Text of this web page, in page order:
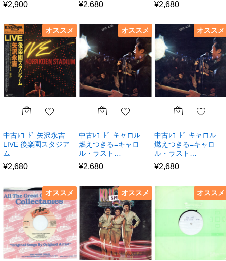
¥2,900 ¥2,680 ¥2,680
オススメ
中古ﾚｺｰﾄﾞ 矢沢永吉 –
LIVE 後楽園スタジア
ム
¥2,680
オススメ
中古ﾚｺｰﾄﾞ キャロル –
燃えつきる=キャロ
ル・ラスト…
¥2,680
オススメ
中古ﾚｺｰﾄﾞ キャロル –
燃えつきる=キャロ
ル・ラスト…
¥2,680
オススメ オススメ オススメ